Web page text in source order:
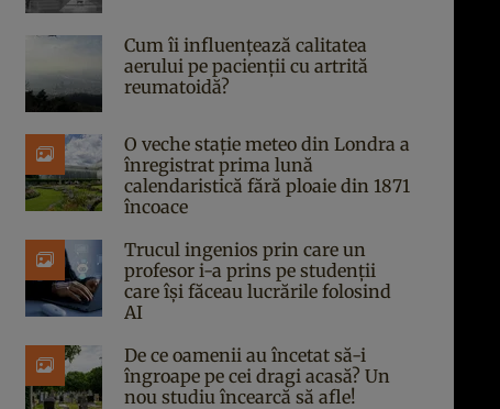
Cum îi influențează calitatea
aerului pe pacienții cu artrită
reumatoidă?
O veche stație meteo din Londra a
înregistrat prima lună
calendaristică fără ploaie din 1871
încoace
Trucul ingenios prin care un
profesor i-a prins pe studenții
care își făceau lucrările folosind
AI
De ce oamenii au încetat să-i
îngroape pe cei dragi acasă? Un
nou studiu încearcă să afle!